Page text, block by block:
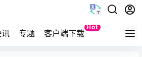
专题 客户端下载
Hot
Quest